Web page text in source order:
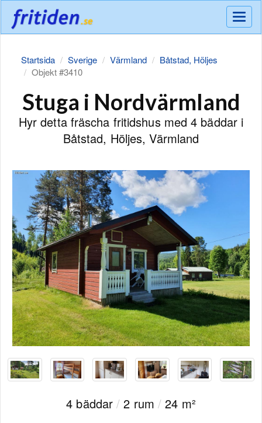
Meny
Startsida Sverige Värmland
Båtstad, Höljes
Objekt #3410
Stuga i Nordvärmland
Hyr detta fräscha fritidshus med 4 bäddar i
Båtstad, Höljes, Värmland
4 bäddar/ 2 rum / 24 m²